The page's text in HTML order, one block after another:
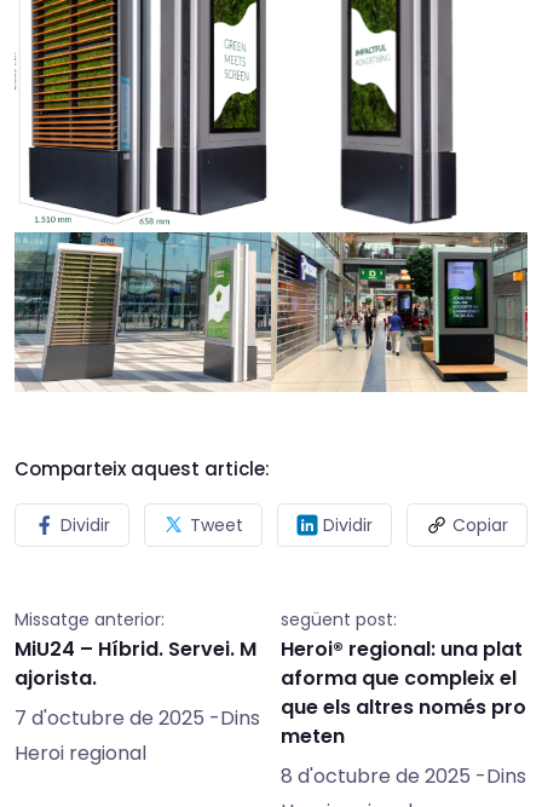
Comparteix aquest article:
Dividir Tweet Dividir Copiar
Missatge anterior:
MiU24 – Híbrid. Servei. M
ajorista.
7 d'octubre de 2025 -Dins
Heroi regional
següent post:
Heroi® regional: una plat
aforma que compleix el
que els altres només pro
meten
8 d'octubre de 2025 -Dins